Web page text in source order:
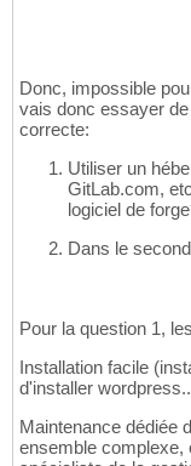
Donc, impossible
vais donc essayer
correcte:
Utiliser un
GitLab.com,
logiciel de
Dans le
Pour la question 1,
Installation facile
d'installer
Maintenance dédiée
ensemble complexe,